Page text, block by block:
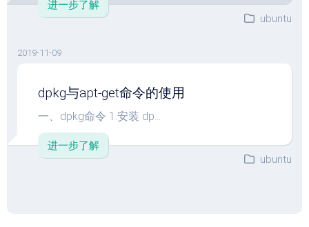
进一步了解
ubuntu
2019-11-09
dpkg与apt-get命令的使用
一、dpkg命令 1.安装 dp...
进一步了解
ubuntu